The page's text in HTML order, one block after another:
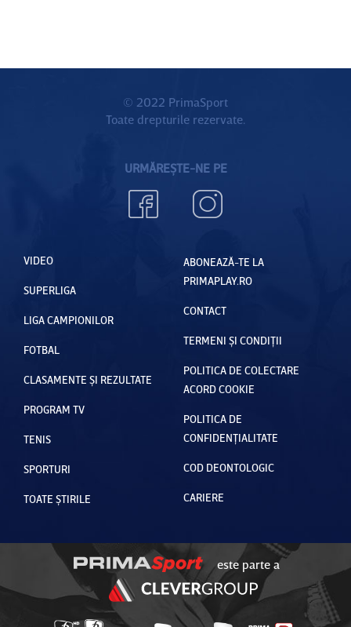
© 2022 PrimaSport
Toate drepturile rezervate.
URMĂREȘTE-NE PE
VIDEO
SUPERLIGA
LIGA CAMPIONILOR
FOTBAL
CLASAMENTE ȘI REZULTATE
PROGRAM TV
TENIS
SPORTURI
TOATE ȘTIRILE
ABONEAZĂ-TE LA
PRIMAPLAY.RO
CONTACT
TERMENI ȘI CONDIȚII
POLITICA DE COLECTARE
ACORD COOKIE
POLITICA DE
CONFIDENȚIALITATE
COD DEONTOLOGIC
CARIERE
este parte a